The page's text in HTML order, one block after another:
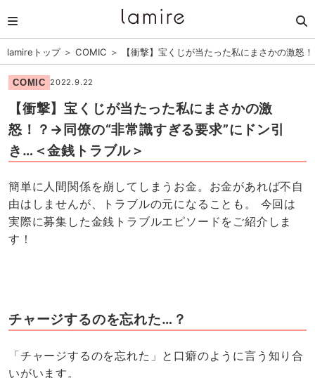
lamireトップ＞ COMIC ＞ 【衝撃】宝くじが当たった私にまさかの激
COMIC 2022.9.22
【衝撃】宝くじが当たった私にまさかの激
怒！？→同僚の“非常識すぎる要求”にドン引
き…＜金銭トラブル＞
簡単に人間関係を崩してしまうお金。お金があれば不自
由はしませんが、トラブルの元になることも。 今回は
実際に募集した金銭トラブルエピソードをご紹介しま
す！
チャージするのを忘れた…？
「チャージするのを忘れた」と口癖のように言う知り合
いがいます。